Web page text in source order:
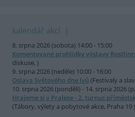
kalendář akcí
8. srpna 2026 (sobota) 14:00 - 15:00
Komentované prohlídky výstavy
diskuse, )
9. srpna 2026 (neděle) 10:00 - 16:00
Oslava Světového dne lvů (Festivaly a
10. srpna 2026 (pondělí) - 14. srpna 2026
Hrajeme si v Pralese - 2. turnus
(Tábory, výlety a pobytové akce, Praha 19 )